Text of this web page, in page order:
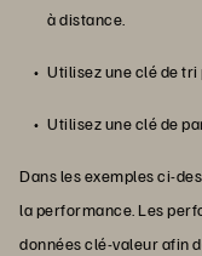
à distance.
Utilisez une clé de
Utilisez une clé de
Dans les exemples ci-
la performance. Les
données clé-valeur afin